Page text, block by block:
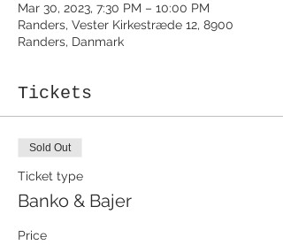
Mar 30, 2023, 7:30 PM – 10:00 PM
Randers, Vester Kirkestræde 12, 8900
Randers, Danmark
Tickets
Sold Out
Ticket type
Banko & Bajer
Price